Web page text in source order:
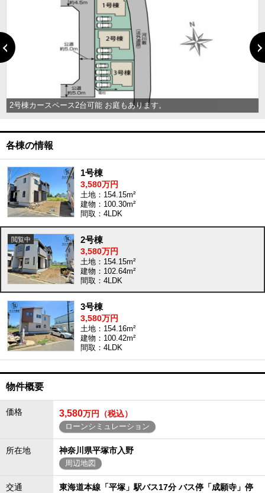
2号棟カースペース2台可能 お庭もあります。
各棟の情報
1号棟
3,580万円
土地：154.15m²
建物：100.30m²
間取：4LDK
2号棟
3,580万円
土地：154.15m²
建物：102.64m²
間取：4LDK
3号棟
3,580万円
土地：154.16m²
建物：100.42m²
間取：4LDK
物件概要
価格 3,580万円（税込）
ローンシミュレーション
所在地 神奈川県平塚市入野
周辺地図
交通 東海道本線「平塚」駅バス17分 バス停「成願寺」停